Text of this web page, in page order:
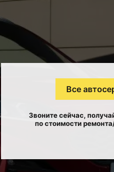
Все
Звоните сейчас,
по стоимости